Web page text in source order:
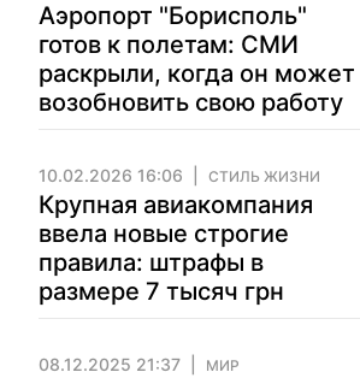
Аэропорт "Борисполь"
готов к полетам: СМИ
раскрыли, когда он может
возобновить свою работу
10.02.2026 16:06 СТИЛЬ ЖИЗНИ
Крупная авиакомпания
ввела новые строгие
правила: штрафы в
размере 7 тысяч грн
08.12.2025 21:37 МИР